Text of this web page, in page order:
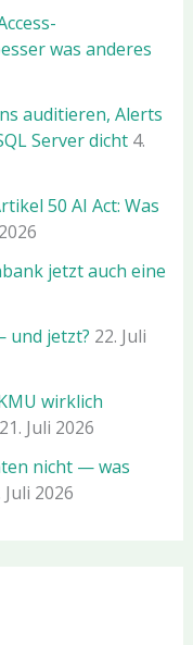
was anderes
auditieren, Alerts
Server dicht 4.
50 AI Act: Was
jetzt auch eine
und jetzt? 22. Juli
wirklich
21. Juli 2026
nicht — was
Juli 2026